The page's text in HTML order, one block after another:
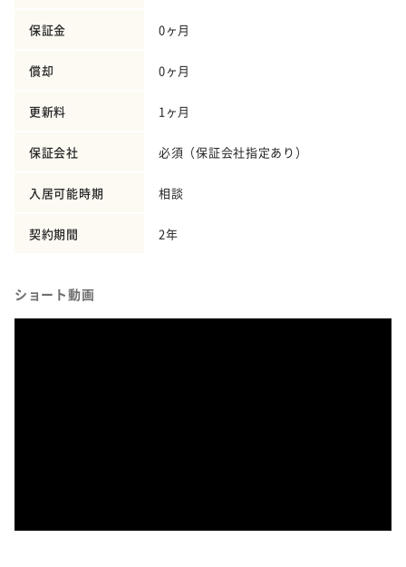
保証金 0ヶ月
償却 0ヶ月
更新料 1ヶ月
保証会社 必須（保証会社指定あり）
入居可能時期 相談
契約期間 2年
ショート動画